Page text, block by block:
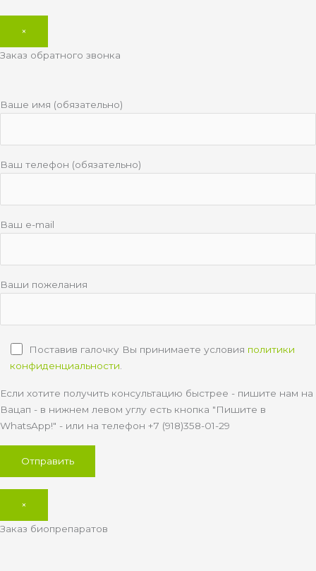
×
Заказ обратного звонка
Ваше имя (обязательно)
Ваш телефон (обязательно)
Ваш e-mail
Ваши пожелания
Поставив галочку Вы принимаете условия политики
конфиденциальности
Если хотите получить консультацию быстрее - пишите нам на
Вацап - в нижнем левом углу есть кнопка "Пишите в
WhatsApp!" - или на телефон +7 (918)358-01-29
×
Заказ биопрепаратов